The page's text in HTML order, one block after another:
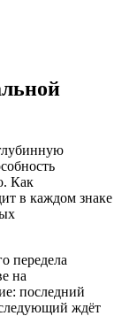
Как
в каждом знаке
передела
на
последний
ждёт